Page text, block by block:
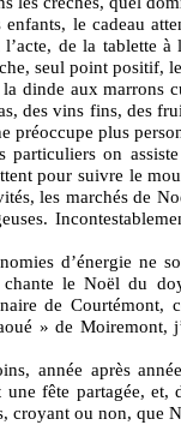
enfants, le cadeau
l’acte, de la tablette
seul point positif,
dinde aux marrons
des vins fins, des
préoccupe plus
particuliers on
pour suivre le
les marchés de
d’énergie ne
le Noël du
de Courtémont,
» de Moiremont,
année après
une fête partagée,
croyant ou non, que